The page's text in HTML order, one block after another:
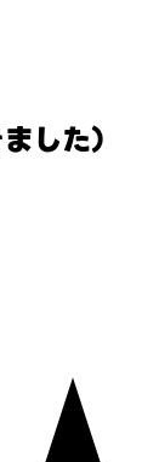
した）